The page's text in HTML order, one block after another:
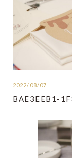
2022/08/07
BAE3EEB1-